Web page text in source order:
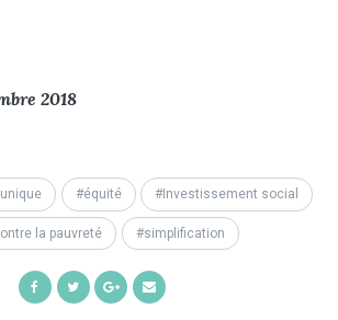
2018
équité Investissement social
la pauvreté simplification
ShareShareShare